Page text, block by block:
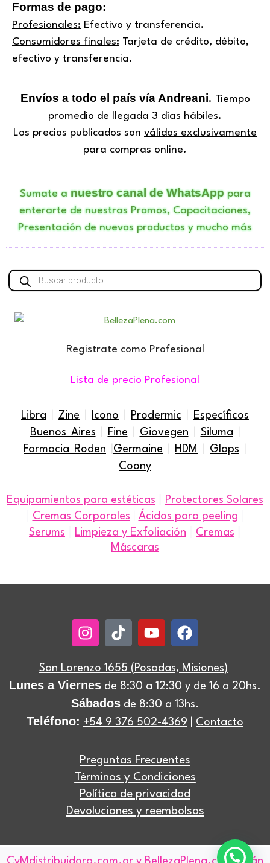
Formas de pago:
Profesionales: Efectivo y transferencia.
Consumidores finales: Tarjeta de crédito, débito,
efectivo y transferencia.
Envíos a todo el país vía Andreani. Tiempo
promedio de llegada 3 días hábiles.
Los precios publicados son válidos exclusivamente
para compras online.
Sumate a nuestro canal de WhatsApppara
enterarte de nuestras Promos, Capacitaciones,
Presentación de nuevos productos y mucho más
Búsqueda
de
Registrate como Profesional
Lista de precio Profesional
Libra Zine Icono Prodermic
Específicos
Buenos Aires
Fine Giovegen Siluma
Farmacia Roden
Germaine HDM Glaps
Coony
Equipamientos para estéticas Protectores Solares
Cremas Corporales Ácidos para peeling
Serums Limpieza y Exfoliación Cremas
Máscaras
Instagram
TiktokYoutubeFacebook
San Lorenzo 1655 (Posadas, Misiones)
Lunes a Viernes de 8:30 a 12:30 y de 16 a 20hs.
Sábadosde 8:30 a 13hs.
Teléfono: +54 9 376 502-4369 Contacto
Preguntas Frecuentes
Términos y Condiciones
Política de privacidad
Devoluciones y reembolsos